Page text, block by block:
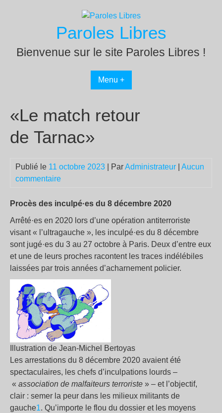
Paroles Libres
Bienvenue sur le site Paroles Libres !
Menu +
«Le match retour
de Tarnac»
Publié le 11 octobre 2023 | ParAdministrateur
Aucun
commentaire
Procès des inculpé·es du 8 décembre 2020
Arrêté·es en 2020 lors d’une opération antiterroriste
visant « l’ultragauche », les inculpé·es du 8 décembre
sont jugé·es du 3 au 27 octobre à Paris. Deux d’entre eux
et une de leurs proches racontent les traces indélébiles
laissées par trois années d’acharnement policier.
Illustration de Jean-Michel Bertoyas
Les arrestations du 8 décembre 2020 avaient été
spectaculaires, les chefs d’inculpations lourds –
« association de malfaiteurs terroriste » – et l’objectif,
clair : semer la peur dans les milieux militants de
gauche1. Qu’importe le flou du dossier et les moyens